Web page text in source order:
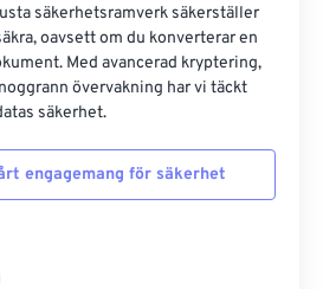
säkerhetsramverk säkerställer
oavsett om du konverterar en
Med avancerad kryptering,
övervakning har vi täckt
säkerhet.
engagemang för säkerhet